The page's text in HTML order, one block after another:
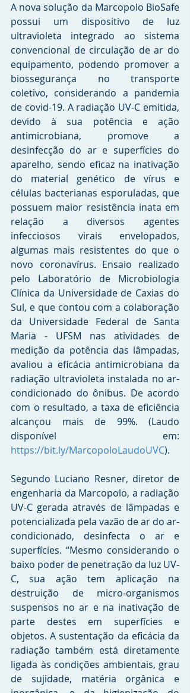
A nova solução da Marcopolo BioSafe
possui um dispositivo de luz
ultravioleta integrado ao sistema
convencional de circulação de ar do
equipamento, podendo promover a
biossegurança no transporte
coletivo, considerando a pandemia
de covid-19. A radiação UV-C emitida,
devido à sua potência e ação
antimicrobiana, promove a
desinfecção do ar e superfícies do
aparelho, sendo eficaz na inativação
do material genético de vírus e
células bacterianas esporuladas, que
possuem maior resistência inata em
relação a diversos agentes
infecciosos virais envelopados,
algumas mais resistentes do que o
novo coronavírus. Ensaio realizado
pelo Laboratório de Microbiologia
Clínica da Universidade de Caxias do
Sul, e que contou com a colaboração
da Universidade Federal de Santa
Maria - UFSM nas atividades de
medição da potência das lâmpadas,
avaliou a eficácia antimicrobiana da
radiação ultravioleta instalada no ar-
condicionado do ônibus. De acordo
com o resultado, a taxa de eficiência
alcançou mais de 99%. (Laudo
https://bit.ly/MarcopoloLaudoUVC).
Segundo Luciano Resner, diretor de
engenharia da Marcopolo, a radiação
UV-C gerada através de lâmpadas e
potencializada pela vazão de ar do ar-
condicionado, desinfecta o ar e
superfícies. “Mesmo considerando o
baixo poder de penetração da luz UV-
C, sua ação tem aplicação na
destruição de micro-organismos
suspensos no ar e na inativação de
parte destes em superfícies e
objetos. A sustentação da eficácia da
radiação também está diretamente
ligada às condições ambientais, grau
de sujidade, matéria orgânica e